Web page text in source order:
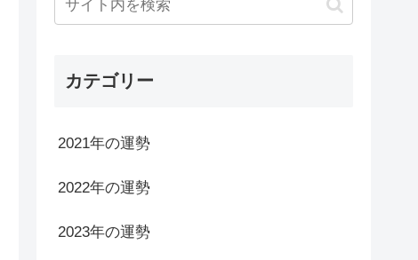
カテゴリー
2021年の運勢
2022年の運勢
2023年の運勢